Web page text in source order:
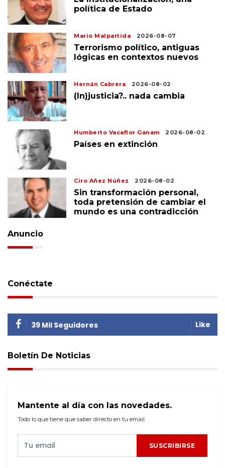
política de Estado
Mario Malpartida 2026-08-07
Terrorismo político, antiguas
lógicas en contextos nuevos
Hernán Cabrera 2026-08-02
(In)justicia?.. nada cambia
Humberto Vacaflor Ganam 2026-08-02
Países en extinción
Ciro Añez Núñez 2026-08-02
Sin transformación personal,
toda pretensión de cambiar el
mundo es una contradicción
Anuncio
Conéctate
39 Mil Seguidores Like
Boletín De Noticias
Mantente al día con las novedades.
Todo lo que tiene que saber directo en tu email.
SUSCRIBIRSE